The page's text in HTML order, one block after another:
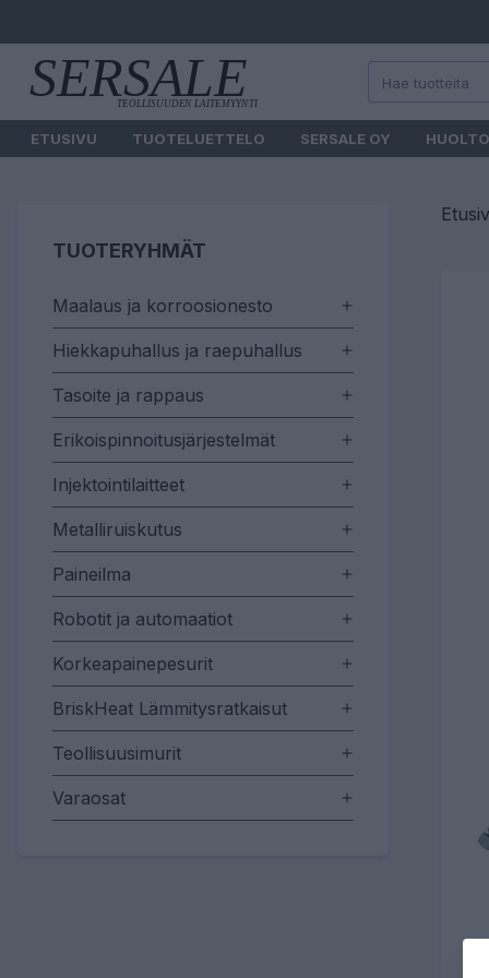
ETUSIVU TUOTELUETTELO SERSALE OY HUOLTO
TUOTERYHMÄT
Maalaus ja korroosionesto
Hiekkapuhallus ja raepuhallus
Tasoite ja rappaus
Erikoispinnoitusjärjestelmät
Injektointilaitteet
Metalliruiskutus
Paineilma
Robotit ja automaatiot
Korkeapainepesurit
BriskHeat Lämmitysratkaisut
Teollisuusimurit
Varaosat